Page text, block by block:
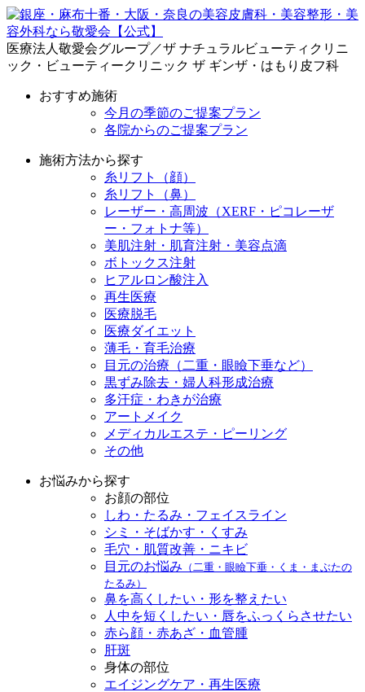
医療法人敬愛会グループ／ザ ナチュラルビューティクリニ
ック・ビューティークリニック ザ ギンザ・はもり皮フ科
おすすめ施術
今月の季節のご提案プラン
各院からのご提案プラン
施術方法から探す
糸リフト（顔）
糸リフト（鼻）
レーザー・高周波（XERF・ピコレーザ
ー・フォトナ等）
美肌注射・肌育注射・美容点滴
ボトックス注射
ヒアルロン酸注入
再生医療
医療脱毛
医療ダイエット
薄毛・育毛治療
目元の治療（二重・眼瞼下垂など）
黒ずみ除去・婦人科形成治療
多汗症・わきが治療
アートメイク
メディカルエステ・ピーリング
その他
お悩みから探す
お顔の部位
しわ・たるみ・フェイスライン
シミ・そばかす・くすみ
毛穴・肌質改善・ニキビ
目元のお悩み （二重・眼瞼下垂・くま・まぶたの
たるみ）
鼻を高くしたい・形を整えたい
人中を短くしたい・唇をふっくらさせたい
赤ら顔・赤あざ・血管腫
肝斑
身体の部位
エイジングケア・再生医療